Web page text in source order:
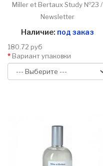
Miller et Bertaux Study №23 /
Newsletter
Наличие: под заказ
180.72 руб
Вариант упаковки